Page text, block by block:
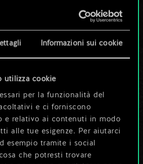
Informazioni sui cookie
utilizza cookie
per la funzionalità del
e ci forniscono
e relativo ai contenuti in modo
alle tue esigenze. Per aiutarci
esempio tramite i social
che potresti trovare
è solo un
di carte
diventare
altro!
al mazzo e crea una